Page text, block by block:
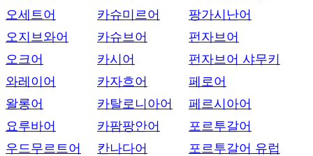
오세트어
오지브와어
오크어
와레이어
왈롱어
요루바어
우드무르트어
카슈미르어
카슈브어
카시어
카자흐어
카탈로니아어
카팜팡안어
칸나다어
팡가시난어
펀자브어
펀자브어 샤무키
페로어
페르시아어
포르투갈어
포르투갈어 유럽